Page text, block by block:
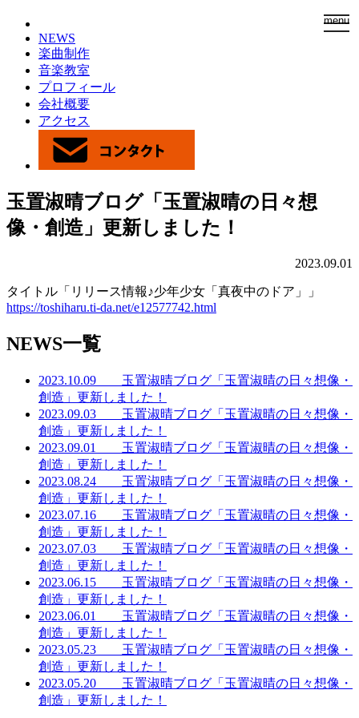
menu
NEWS
楽曲制作
音楽教室
プロフィール
会社概要
アクセス
玉置淑晴ブログ「玉置淑晴の日々想
像・創造」更新しました！
2023.09.01
タイトル「リリース情報♪少年少女「真夜中のドア」」
https://toshiharu.ti-da.net/e12577742.html
NEWS一覧
2023.10.09 玉置淑晴ブログ「玉置淑晴の日々想像・
創造」更新しました！
2023.09.03 玉置淑晴ブログ「玉置淑晴の日々想像・
創造」更新しました！
2023.09.01 玉置淑晴ブログ「玉置淑晴の日々想像・
創造」更新しました！
2023.08.24 玉置淑晴ブログ「玉置淑晴の日々想像・
創造」更新しました！
2023.07.16 玉置淑晴ブログ「玉置淑晴の日々想像・
創造」更新しました！
2023.07.03 玉置淑晴ブログ「玉置淑晴の日々想像・
創造」更新しました！
2023.06.15 玉置淑晴ブログ「玉置淑晴の日々想像・
創造」更新しました！
2023.06.01 玉置淑晴ブログ「玉置淑晴の日々想像・
創造」更新しました！
2023.05.23 玉置淑晴ブログ「玉置淑晴の日々想像・
創造」更新しました！
2023.05.20 玉置淑晴ブログ「玉置淑晴の日々想像・
創造」更新しました！